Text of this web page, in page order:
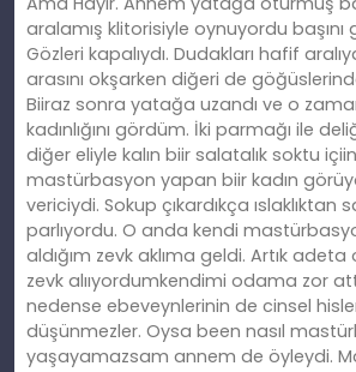
aralamış klitorisiyle oynuyordu başını
Gözleri kapalıydı. Dudakları hafif
arasını okşarken diğeri de
Biiraz sonra yatağa uzandı ve o
kadınlığını gördüm. İki parmağı ile
diğer eliyle kalın biir salatalık soktu
mastürbasyon yapan biir kadın
vericiydi. Sokup çıkardıkça ıslaklıktan
parlıyordu. O anda kendi
aldığım zevk aklıma geldi. Artık
zevk alııyordumkendimi odama zor
nedense ebeveynlerinin de cinsel
düşünmezler. Oysa been nasıl
yaşayamazsam annem de öyleydi.